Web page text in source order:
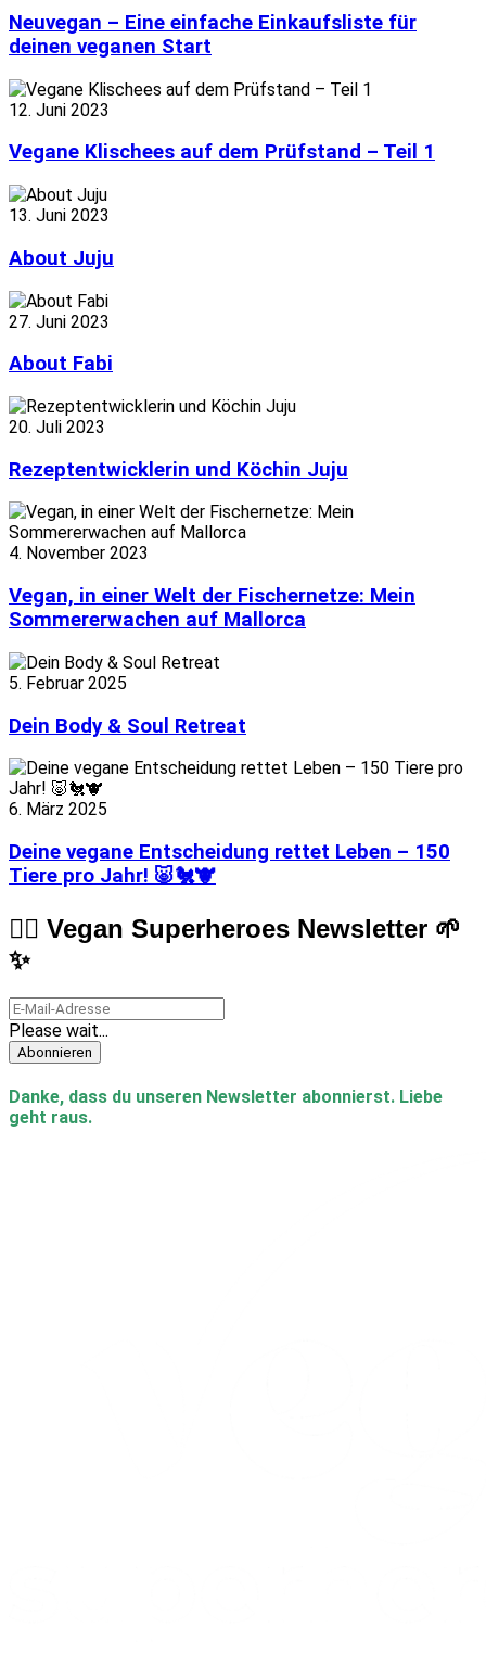
Neuvegan – Eine einfache Einkaufsliste für
deinen veganen Start
12. Juni 2023
Vegane Klischees auf dem Prüfstand – Teil 1
13. Juni 2023
About Juju
27. Juni 2023
About Fabi
20. Juli 2023
Rezeptentwicklerin und Köchin Juju
4. November 2023
Vegan, in einer Welt der Fischernetze: Mein
Sommererwachen auf Mallorca
5. Februar 2025
Dein Body & Soul Retreat
6. März 2025
Deine vegane Entscheidung rettet Leben – 150
Tiere pro Jahr! 🐷🐔🐮
🦸‍♀️ Vegan Superheroes Newsletter 🌱
✨
Please wait...
Abonnieren
Danke, dass du unseren Newsletter abonnierst. Liebe
geht raus.